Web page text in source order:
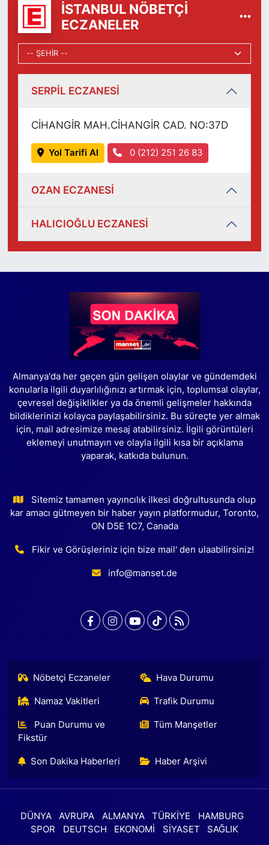
İSTANBUL NÖBETÇI
ECZANELER
SERPİL ECZANESİ
CİHANGİR MAH.CİHANGİR CAD. NO:37D
Yol Tarifi Al 0 (212) 251 26 83
OZAN ECZANESİ
HALICIOĞLU ECZANESİ
Almanya'da her geçen gün gelişen olaylar ve gündemdeki
konularla ilgili duyarlılığınızı artırmak için, toplumsal olaylar,
çevresel değişiklikler ya da önemli gelişmeler hakkında
bildiklerinizi kolayca paylaşabilirsiniz. Bu süreçte yer almak
için, mail adresimize mesaj atabilirsiniz. İlgili görüntüleri
eklemeyi unutmayın ve olayla ilgili kısa bir açıklama
yaparak, katkıda bulunun.
Sitemiz tamamen yayıncılık ilkesi doğrultusunda olup
kar amacı gütmeyen bir haber yayın platformudur, Toronto,
ON D5E 1C7, Canada
Fikir ve Görüşleriniz için bize mail' den ulaabilirsiniz!
info@manset.de
Nöbetçi Eczaneler Hava Durumu
Namaz Vakitleri Trafik Durumu
Puan Durumu ve
Fikstür
Tüm Manşetler
Son Dakika Haberleri Haber Arşivi
DÜNYA AVRUPA ALMANYA TÜRKİYE
HAMBURG
SPOR
DEUTSCH EKONOMİ SİYASET SAĞLIK